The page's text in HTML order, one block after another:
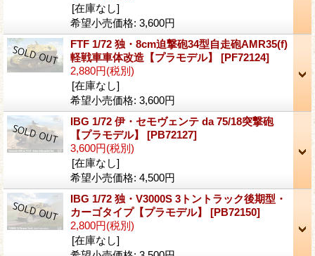
[在庫なし]
希望小売価格: 3,600円
FTF 1/72 独・8cm迫撃砲34型自走砲AMR35(f)
軽戦車車体改造【プラモデル】 [PF72124]
2,880円(税別)
[在庫なし]
希望小売価格: 3,600円
IBG 1/72 伊・セモヴェンテ da 75/18突撃砲
【プラモデル】 [PB72127]
3,600円(税別)
[在庫なし]
希望小売価格: 4,500円
IBG 1/72 独・V3000S 3トントラック後期型・
カーゴタイプ【プラモデル】 [PB72150]
2,800円(税別)
[在庫なし]